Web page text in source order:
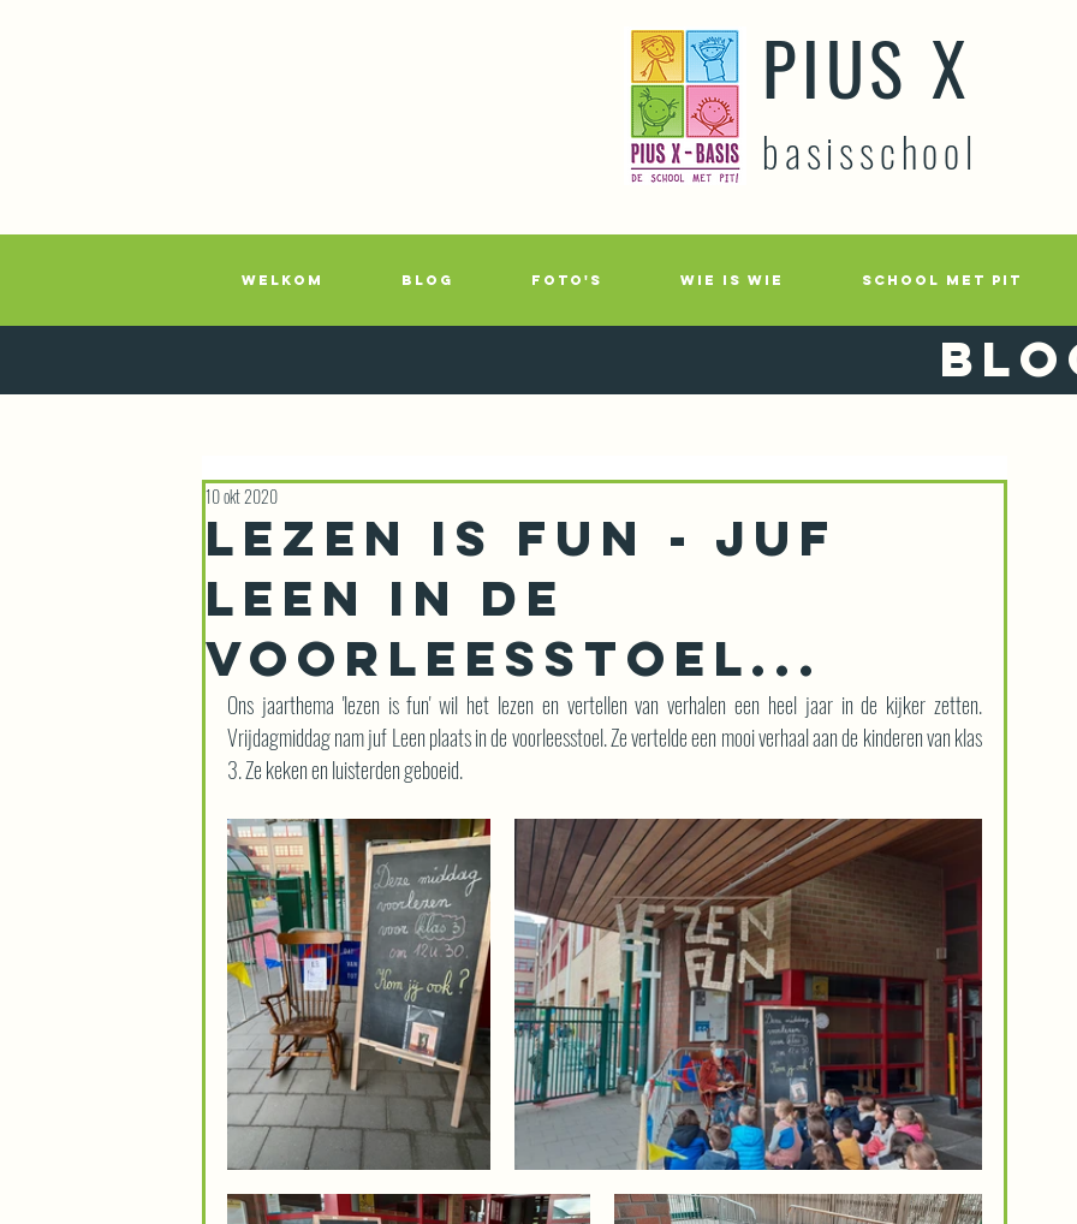
PIUS X
basisschool
WELKOM BLOG FOTO'S WIE IS WIE SCHOOL MET PIT
Lezen is fun - Juf
Leen in de
voorleesstoel...
10 okt 2020
Ons jaarthema 'lezen is fun' wil het lezen en vertellen van verhalen een heel jaar in de kijker zetten.
Vrijdagmiddag nam juf Leen plaats in de voorleesstoel. Ze vertelde een mooi verhaal aan de kinderen van klas
3. Ze keken en luisterden geboeid.